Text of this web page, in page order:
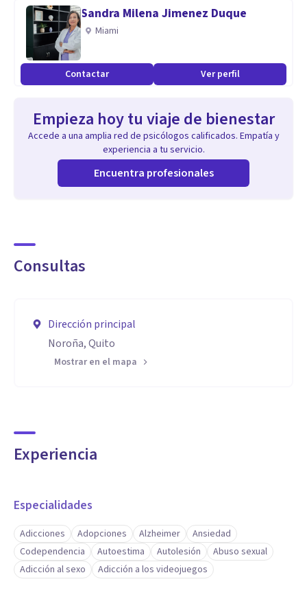
Sandra Milena Jimenez Duque
Miami
Contactar Ver perfil
Empieza hoy tu viaje de bienestar
Accede a una amplia red de psicólogos calificados. Empatía y
experiencia a tu servicio.
Encuentra profesionales
Consultas
Dirección principal
Noroña, Quito
Mostrar en el mapa
Experiencia
Especialidades
Adicciones Adopciones Alzheimer
Ansiedad
Codependencia
Autoestima Autolesión
Abuso sexual
Adicción al sexo
Adicción a los videojuegos